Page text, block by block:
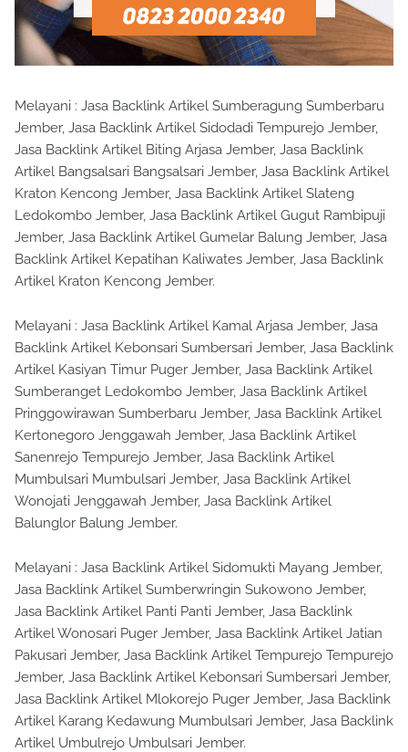
Melayani : Jasa Backlink Artikel Sumberagung Sumberbaru
Jember, Jasa Backlink Artikel Sidodadi Tempurejo Jember,
Jasa Backlink Artikel Biting Arjasa Jember, Jasa Backlink
Artikel Bangsalsari Bangsalsari Jember, Jasa Backlink Artikel
Kraton Kencong Jember, Jasa Backlink Artikel Slateng
Ledokombo Jember, Jasa Backlink Artikel Gugut Rambipuji
Jember, Jasa Backlink Artikel Gumelar Balung Jember, Jasa
Backlink Artikel Kepatihan Kaliwates Jember, Jasa Backlink
Artikel Kraton Kencong Jember.
Melayani : Jasa Backlink Artikel Kamal Arjasa Jember, Jasa
Backlink Artikel Kebonsari Sumbersari Jember, Jasa Backlink
Artikel Kasiyan Timur Puger Jember, Jasa Backlink Artikel
Sumberanget Ledokombo Jember, Jasa Backlink Artikel
Pringgowirawan Sumberbaru Jember, Jasa Backlink Artikel
Kertonegoro Jenggawah Jember, Jasa Backlink Artikel
Sanenrejo Tempurejo Jember, Jasa Backlink Artikel
Mumbulsari Mumbulsari Jember, Jasa Backlink Artikel
Wonojati Jenggawah Jember, Jasa Backlink Artikel
Balunglor Balung Jember.
Melayani : Jasa Backlink Artikel Sidomukti Mayang Jember,
Jasa Backlink Artikel Sumberwringin Sukowono Jember,
Jasa Backlink Artikel Panti Panti Jember, Jasa Backlink
Artikel Wonosari Puger Jember, Jasa Backlink Artikel Jatian
Pakusari Jember, Jasa Backlink Artikel Tempurejo Tempurejo
Jember, Jasa Backlink Artikel Kebonsari Sumbersari Jember,
Jasa Backlink Artikel Mlokorejo Puger Jember, Jasa Backlink
Artikel Karang Kedawung Mumbulsari Jember, Jasa Backlink
Artikel Umbulrejo Umbulsari Jember.